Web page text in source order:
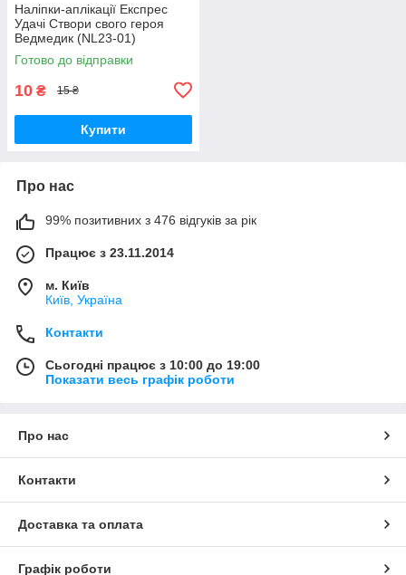
Наліпки-аплікації Експрес
Удачі Створи свого героя
Ведмедик (NL23-01)
Готово до відправки
10 ₴ 15 ₴
Купити
Про нас
99% позитивних з 476 відгуків за рік
Працює з 23.11.2014
м. Київ
Київ, Україна
Контакти
Сьогодні працює з 10:00 до 19:00
Показати весь графік роботи
Про нас
Контакти
Доставка та оплата
Графік роботи